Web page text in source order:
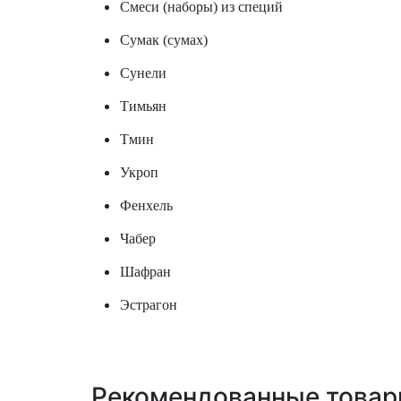
Смеси (наборы) из специй
Сумак (сумах)
Сунели
Тимьян
Тмин
Укроп
Фенхель
Чабер
Шафран
Эстрагон